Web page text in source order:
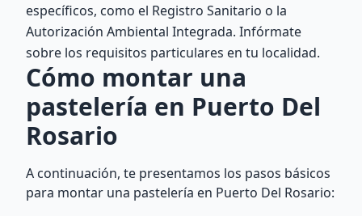
específicos, como el Registro Sanitario o la
Autorización Ambiental Integrada. Infórmate
sobre los requisitos particulares en tu localidad.
Cómo montar una
pastelería en Puerto Del
Rosario
A continuación, te presentamos los pasos básicos
para montar una pastelería en Puerto Del Rosario: